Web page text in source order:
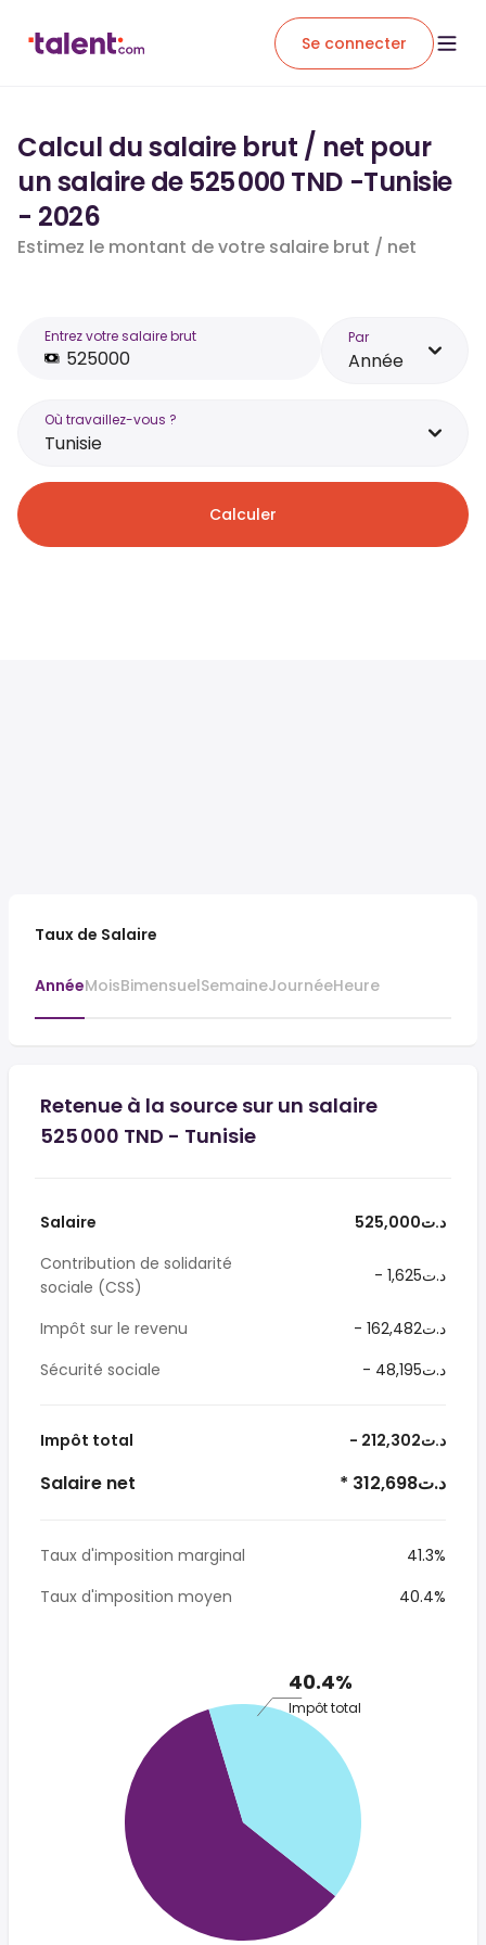
Se connecter
Calcul du salaire brut / net pour
un salaire de 525 000 TND -Tunisie
- 2026
Estimez le montant de votre salaire brut / net
Entrez votre salaire brut Par
Année
Où travaillez-vous ?
Tunisie
Calculer
Taux de Salaire
AnnéeMoisBimensuelSemaineJournéeHeure
Retenue à la source sur un salaire
525 000 TND - Tunisie
Salaire
525,000د.ت
Contribution de solidarité
sociale (CSS)
- 1,625د.ت
Impôt sur le revenu
- 162,482د.ت
Sécurité sociale
- 48,195د.ت
Impôt total - 212,302د.ت
Salaire net * 312,698د.ت
Taux d'imposition marginal
41.3%
Taux d'imposition moyen
40.4%
40.4%
Impôt total